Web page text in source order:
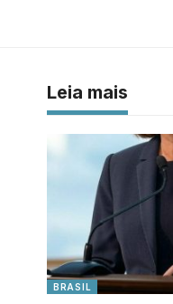
Leia mais
BRASIL